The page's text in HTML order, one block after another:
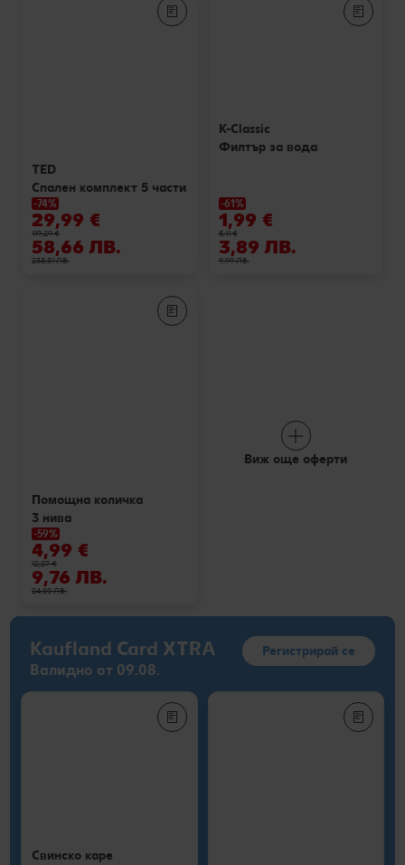
Лексикон на свежестта
TED
Спален комплект 5 части
-74%
29,99 €
119,29 €
58,66 ЛВ.
233,31 ЛВ.
K-Classic
Филтър за вода
-61%
1,99 €
5,11 €
3,89 ЛВ.
9,99 ЛВ.
Помощна количка
3 нива
-59%
4,99 €
12,27 €
9,76 ЛВ.
24,00 ЛВ.
Виж още оферти
Kaufland Card XTRA
Валидно от 09.08.
Регистрирай се
Свинско каре